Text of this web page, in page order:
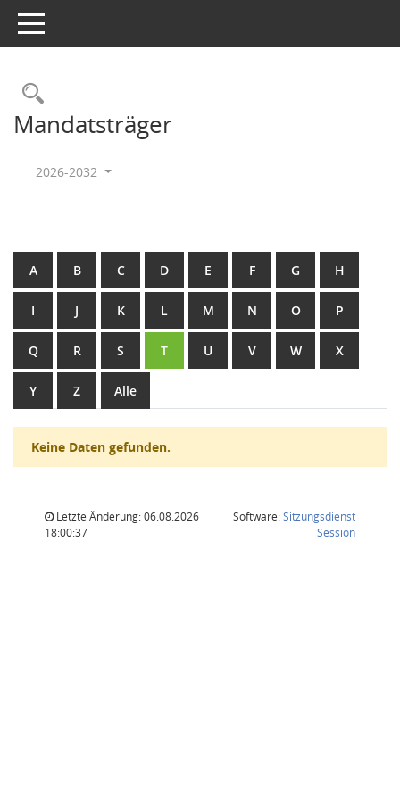
Toggle navigation
Rechercheauswahl
Mandatsträger
2026-2032
A B C D E F G H
I J K L M N O P
Q R S T U V W X
Y Z Alle
Keine Daten gefunden.
Letzte Änderung: 06.08.2026
18:00:37
Software:Sitzungsdienst
Session(Wird in